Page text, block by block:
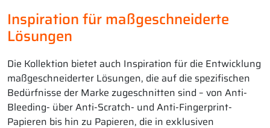
Inspiration für maßgeschneiderte
Lösungen
Die Kollektion bietet auch Inspiration für die Entwicklung
maßgeschneiderter Lösungen, die auf die spezifischen
Bedürfnisse der Marke zugeschnitten sind – von Anti-
Bleeding- über Anti-Scratch- und Anti-Fingerprint-
Papieren bis hin zu Papieren, die in exklusiven